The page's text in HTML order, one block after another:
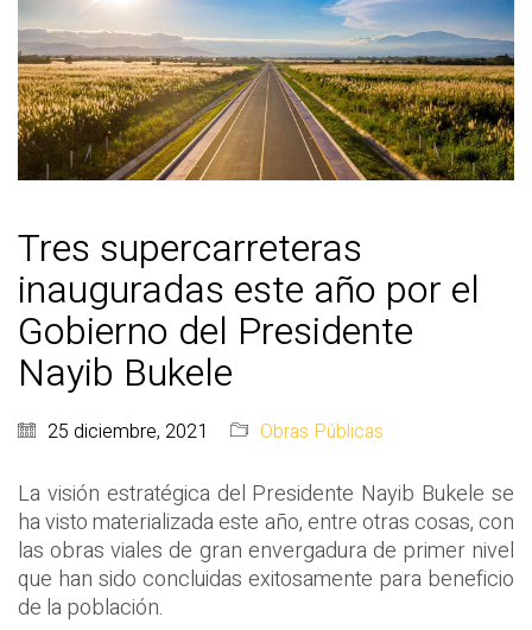
Tres supercarreteras
inauguradas este año por el
Gobierno del Presidente
Nayib Bukele
25 diciembre, 2021 Obras Públicas
La visión estratégica del Presidente Nayib Bukele se
ha visto materializada este año, entre otras cosas, con
las obras viales de gran envergadura de primer nivel
que han sido concluidas exitosamente para beneficio
de la población.